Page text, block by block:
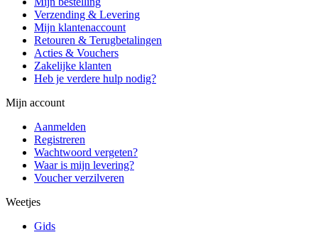
Verzending & Levering
Mijn klantenaccount
Retouren & Terugbetalingen
Acties & Vouchers
Zakelijke klanten
Heb je verdere hulp nodig?
Mijn account
Aanmelden
Registreren
Wachtwoord vergeten?
Waar is mijn levering?
Voucher verzilveren
Weetjes
Gids